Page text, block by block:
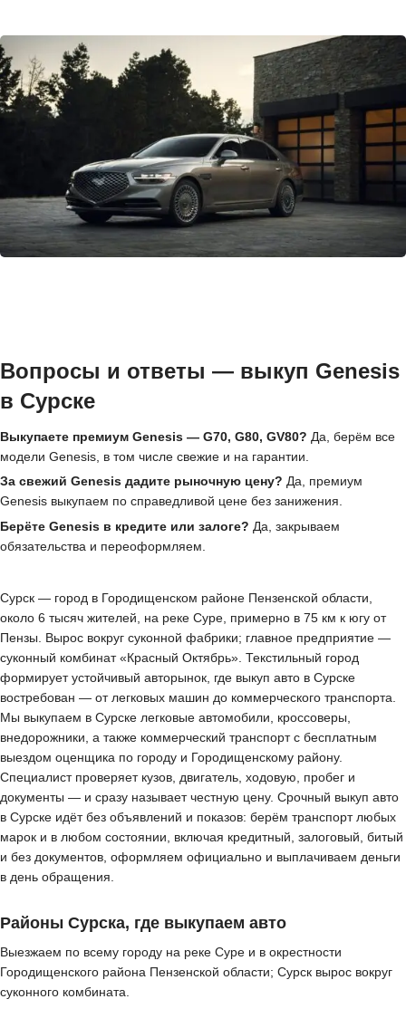
Вопросы и ответы — выкуп Genesis
в Сурске
Выкупаете премиум Genesis — G70, G80, GV80? Да, берём все
модели Genesis, в том числе свежие и на гарантии.
За свежий Genesis дадите рыночную цену? Да, премиум
Genesis выкупаем по справедливой цене без занижения.
Берёте Genesis в кредите или залоге? Да, закрываем
обязательства и переоформляем.
Сурск — город в Городищенском районе Пензенской области,
около 6 тысяч жителей, на реке Суре, примерно в 75 км к югу от
Пензы. Вырос вокруг суконной фабрики; главное предприятие —
суконный комбинат «Красный Октябрь». Текстильный город
формирует устойчивый авторынок, где выкуп авто в Сурске
востребован — от легковых машин до коммерческого транспорта.
Мы выкупаем в Сурске легковые автомобили, кроссоверы,
внедорожники, а также коммерческий транспорт с бесплатным
выездом оценщика по городу и Городищенскому району.
Специалист проверяет кузов, двигатель, ходовую, пробег и
документы — и сразу называет честную цену. Срочный выкуп авто
в Сурске идёт без объявлений и показов: берём транспорт любых
марок и в любом состоянии, включая кредитный, залоговый, битый
и без документов, оформляем официально и выплачиваем деньги
в день обращения.
Районы Сурска, где выкупаем авто
Выезжаем по всему городу на реке Суре и в окрестности
Городищенского района Пензенской области; Сурск вырос вокруг
суконного комбината.